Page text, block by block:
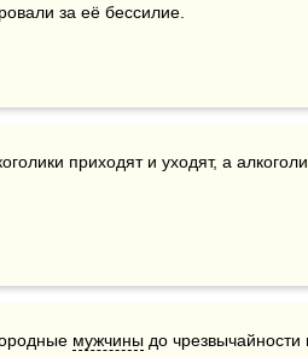
за её бессилие.
приходят и уходят, а
мужчины до